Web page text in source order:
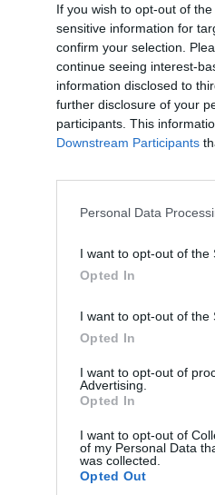
If you wish to opt-out of
sensitive information for
confirm your selection.
continue seeing interest-
information disclosed to
further disclosure of your
participants. This
Downstream Participants
Personal Data
I want to opt-out of the
Opted In
I want to opt-out of the
Opted In
I want to opt-out of
Advertising.
Opted In
I want to opt-out of
of my Personal Data
was collected.
Opted Out
negausite, tikrai yra
rytietiškų kostiumų, yra
Giedraitytė.
Vis dėlto ji teigia, kad reikėtų
Vadovė sako suprantanti,
akimis pamatyti įspūdingai